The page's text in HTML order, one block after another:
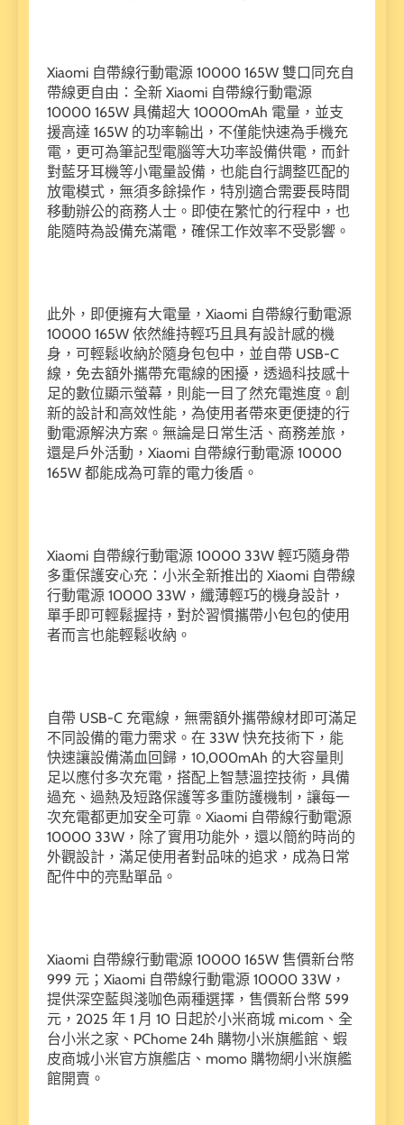
Xiaomi 自帶線行動電源 10000 165W 雙口同充自
帶線更自由：全新 Xiaomi 自帶線行動電源
10000 165W 具備超大 10000mAh 電量，並支
援高達 165W 的功率輸出，不僅能快速為手機充
電，更可為筆記型電腦等大功率設備供電，而針
對藍牙耳機等小電量設備，也能自行調整匹配的
放電模式，無須多餘操作，特別適合需要長時間
移動辦公的商務人士。即使在繁忙的行程中，也
能隨時為設備充滿電，確保工作效率不受影響。
此外，即便擁有大電量，Xiaomi 自帶線行動電源
10000 165W 依然維持輕巧且具有設計感的機
身，可輕鬆收納於隨身包包中，並自帶 USB-C
線，免去額外攜帶充電線的困擾，透過科技感十
足的數位顯示螢幕，則能一目了然充電進度。創
新的設計和高效性能，為使用者帶來更便捷的行
動電源解決方案。無論是日常生活、商務差旅，
還是戶外活動，Xiaomi 自帶線行動電源 10000
165W 都能成為可靠的電力後盾。
Xiaomi 自帶線行動電源 10000 33W 輕巧隨身帶
多重保護安心充：小米全新推出的 Xiaomi 自帶線
行動電源 10000 33W，纖薄輕巧的機身設計，
單手即可輕鬆握持，對於習慣攜帶小包包的使用
者而言也能輕鬆收納。
自帶 USB-C 充電線，無需額外攜帶線材即可滿足
不同設備的電力需求。在 33W 快充技術下，能
快速讓設備滿血回歸，10,000mAh 的大容量則
足以應付多次充電，搭配上智慧溫控技術，具備
過充、過熱及短路保護等多重防護機制，讓每一
次充電都更加安全可靠。Xiaomi 自帶線行動電源
10000 33W，除了實用功能外，還以簡約時尚的
外觀設計，滿足使用者對品味的追求，成為日常
配件中的亮點單品。
Xiaomi 自帶線行動電源 10000 165W 售價新台幣
999 元；Xiaomi 自帶線行動電源 10000 33W，
提供深空藍與淺咖色兩種選擇，售價新台幣 599
元，2025 年 1 月 10 日起於小米商城 mi.com、全
台小米之家、PChome 24h 購物小米旗艦館、蝦
皮商城小米官方旗艦店、momo 購物網小米旗艦
館開賣。